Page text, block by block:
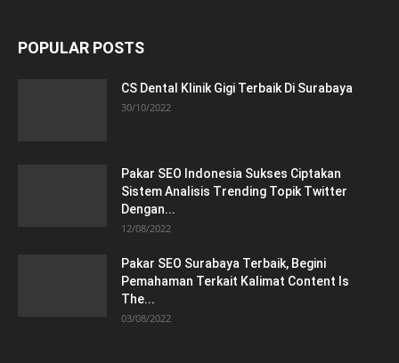
POPULAR POSTS
CS Dental Klinik Gigi Terbaik Di Surabaya
30/10/2022
Pakar SEO Indonesia Sukses Ciptakan
Sistem Analisis Trending Topik Twitter
Dengan...
12/08/2022
Pakar SEO Surabaya Terbaik, Begini
Pemahaman Terkait Kalimat Content Is
The...
03/08/2022